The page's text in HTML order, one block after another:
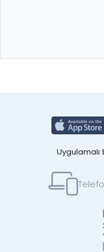
Uygulamalı